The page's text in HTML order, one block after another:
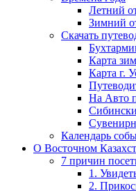
Летний
Зимний
Скачать
Карта
Карта г.
На Авто
Календарь
О Восточном
7 причин
1.
2.